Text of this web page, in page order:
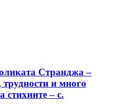
Странджа –
и много
стихиите – с.